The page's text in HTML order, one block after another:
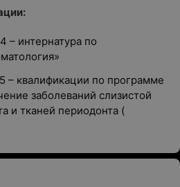
– интернатура по
– квалификации по программе
заболеваний слизистой
и тканей периодонта (